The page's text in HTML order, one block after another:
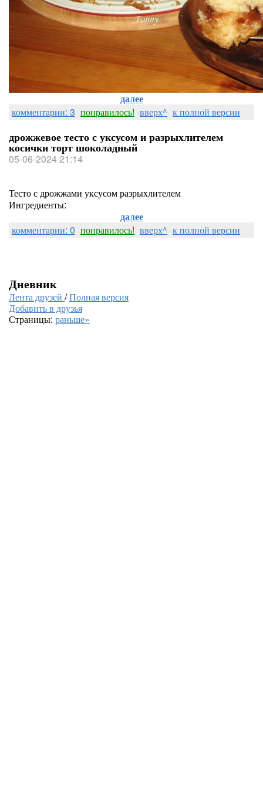
далее
комментарии: 3 понравилось! вверх^ к полной версии
дрожжевое тесто с уксусом и разрыхлителем
косички торт шоколадный
05-06-2024 21:14
Тесто с дрожжами уксусом разрыхлителем
Ингредиенты:
далее
комментарии: 0 понравилось! вверх^ к полной версии
Дневник
Лента друзей /Полная версия
Добавить в друзья
Страницы: раньше»